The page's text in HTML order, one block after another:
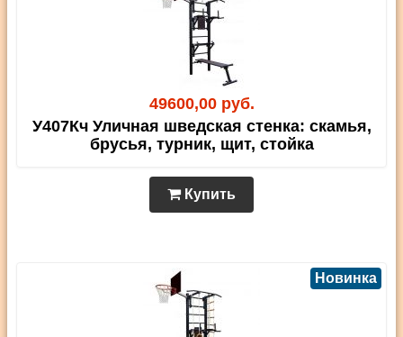
49600,00 руб.
У407Кч Уличная шведская стенка: скамья,
брусья, турник, щит, стойка
Купить
Новинка